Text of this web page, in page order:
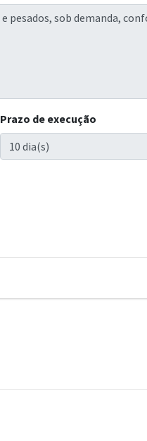
Prazo de execução